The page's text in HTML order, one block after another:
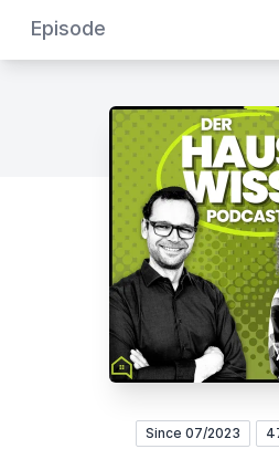
Episode
Since 07/2023